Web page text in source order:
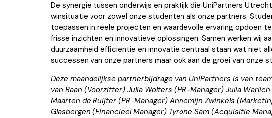
De synergie tussen onderwijs en praktijk die UniPartners
winsituatie voor zowel onze studenten als onze partners.
toepassen in reële projecten en waardevolle ervaring opdoen
frisse inzichten en innovatieve oplossingen. Samen werken wij
duurzaamheid efficiëntie en innovatie centraal staan wat niet
successen van onze partners maar ook aan de groei van onze
Deze maandelijkse partnerbijdrage van UniPartners is van
van Raan (Voorzitter) Julia Wolters (HR-Manager) Julia
Maarten de Ruijter (PR-Manager) Annemijn Zwinkels
Glasbergen (Financieel Manager) Tyrone Sam (Acquisitie